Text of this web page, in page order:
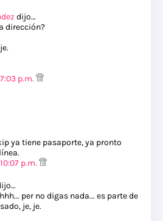
dijo…
dirección?
p.m.
ya tiene pasaporte, ya pronto
p.m.
per no digas nada... es parte de
je, je.